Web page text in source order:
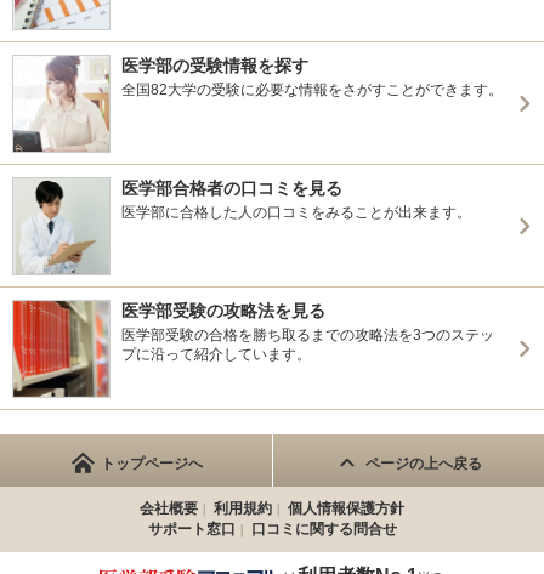
医学部の受験情報を探す
全国82大学の受験に必要な情報をさがすことができます。
医学部合格者の口コミを見る
医学部に合格した人の口コミをみることが出来ます。
医学部受験の攻略法を見る
医学部受験の合格を勝ち取るまでの攻略法を3つのステッ
プに沿って紹介しています。
トップページへ ページの上へ戻る
会社概要 利用規約
個人情報保護方針
サポート窓口
口コミに関する問合せ